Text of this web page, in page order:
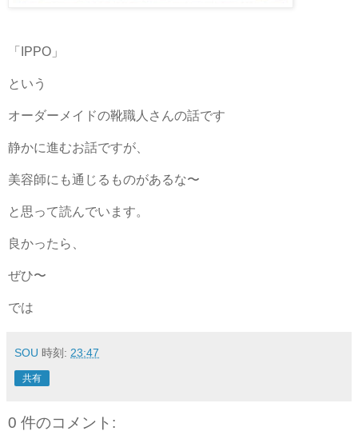
「IPPO」
という
オーダーメイドの靴職人さんの話です
静かに進むお話ですが、
美容師にも通じるものがあるな〜
と思って読んでいます。
良かったら、
ぜひ〜
では
SOU 時刻: 23:47
共有
0 件のコメント: